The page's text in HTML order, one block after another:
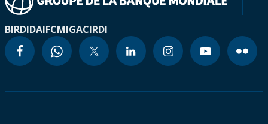
BIRDIDAIFCMIGACIRDI